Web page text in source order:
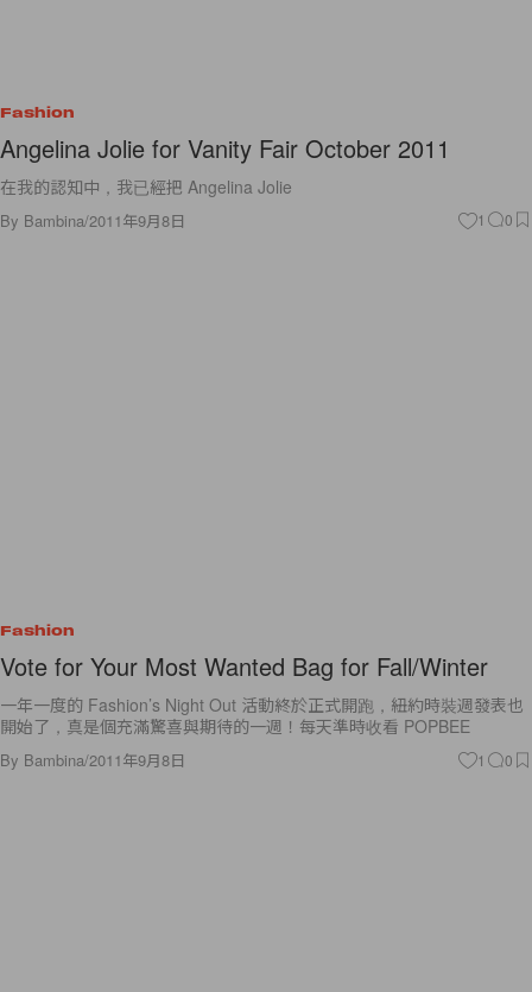
Fashion
Angelina Jolie for Vanity Fair October 2011
在我的認知中，我已經把 Angelina Jolie
By Bambina/2011年9月8日 1 0
Fashion
Vote for Your Most Wanted Bag for Fall/Winter
一年一度的 Fashion’s Night Out 活動終於正式開跑，紐約時裝週發表也
開始了，真是個充滿驚喜與期待的一週！每天準時收看 POPBEE
By Bambina/2011年9月8日 1 0